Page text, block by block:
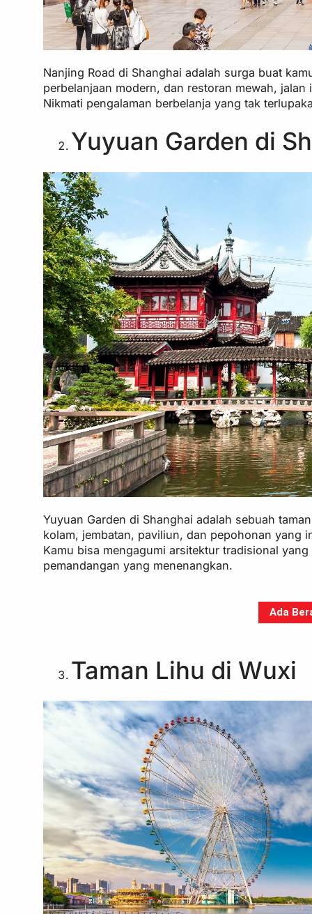
Nanjing Road di Shanghai adalah surga buat
perbelanjaan modern, dan restoran mewah,
Nikmati pengalaman berbelanja yang tak
Yuyuan Garden di
Yuyuan Garden di Shanghai adalah sebuah
kolam, jembatan, paviliun, dan pepohonan yang
Kamu bisa mengagumi arsitektur tradisional
pemandangan yang menenangkan.
Ada
Taman Lihu di Wuxi